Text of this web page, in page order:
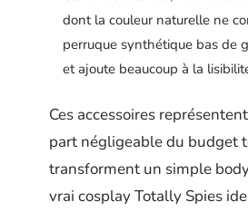
dont la couleur naturelle ne
perruque synthétique bas de
et ajoute beaucoup à la
Ces accessoires
part négligeable du budget
transforment un simple
vrai cosplay Totally Spies